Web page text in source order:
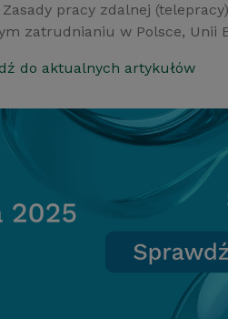
pracy zdalnej
zatrudnianiu w Polsce, Unii
do aktualnych artykułów